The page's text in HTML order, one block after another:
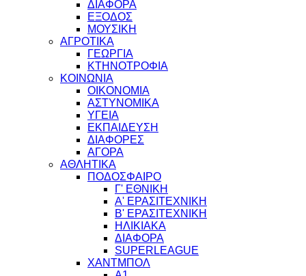
ΔΙΑΦΟΡΑ
ΕΞΟΔΟΣ
ΜΟΥΣΙΚΗ
ΑΓΡΟΤΙΚΑ
ΓΕΩΡΓΙΑ
ΚΤΗΝΟΤΡΟΦΙΑ
ΚΟΙΝΩΝΙΑ
ΟΙΚΟΝΟΜΙΑ
ΑΣΤΥΝΟΜΙΚΑ
ΥΓΕΙΑ
ΕΚΠΑΙΔΕΥΣΗ
ΔΙΑΦΟΡΕΣ
ΑΓΟΡΑ
ΑΘΛΗΤΙΚΑ
ΠΟΔΟΣΦΑΙΡΟ
Γ' ΕΘΝΙΚΗ
Α' ΕΡΑΣΙΤΕΧΝΙΚΗ
Β' ΕΡΑΣΙΤΕΧΝΙΚΗ
ΗΛΙΚΙΑΚΑ
ΔΙΑΦΟΡΑ
SUPERLEAGUE
ΧΑΝΤΜΠΟΛ